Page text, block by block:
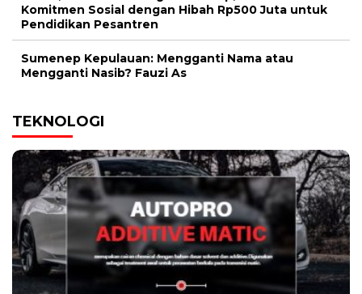
Komitmen Sosial dengan Hibah Rp500 Juta untuk
Pendidikan Pesantren
Sumenep Kepulauan: Mengganti Nama atau
Mengganti Nasib? Fauzi As
TEKNOLOGI